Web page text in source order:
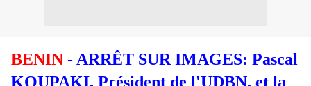
BENIN - ARRÊT SUR IMAGES: Pascal
KOUPAKI, Président de l'UDBN, et la